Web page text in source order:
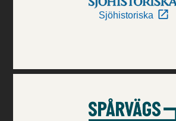
Sjöhistoriska